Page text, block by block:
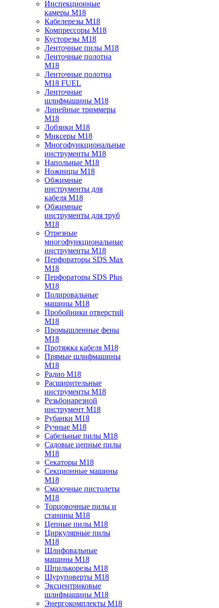
Инспекционные
камеры M18
Кабелерезы M18
Компрессоры M18
Кусторезы M18
Ленточные пилы M18
Ленточные полотна
M18
Ленточные полотна
M18 FUEL
Ленточные
шлифмашины M18
Линейные триммеры
M18
Лобзики M18
Миксеры M18
Многофункциональные
инструменты M18
Напольные M18
Ножницы M18
Обжимные
инструменты для
кабеля M18
Обжимные
инструменты для труб
M18
Отрезные
многофункциональные
инструменты M18
Перфораторы SDS Max
M18
Перфораторы SDS Plus
M18
Полировальные
машины M18
Пробойники отверстий
M18
Промышленные фены
M18
Протяжка кабеля M18
Прямые шлифмашины
M18
Радио M18
Расширительные
инструменты M18
Резьбонарезной
инструмент M18
Рубанки M18
Ручные M18
Сабельные пилы M18
Садовые цепные пилы
M18
Секаторы M18
Секционные машины
M18
Смазочные пистолеты
M18
Торцовочные пилы и
станины M18
Цепные пилы M18
Циркулярные пилы
M18
Шлифовальные
машины M18
Шпилькорезы M18
Шуруповерты M18
Эксцентриковые
шлифмашины M18
Энергокомплекты M18